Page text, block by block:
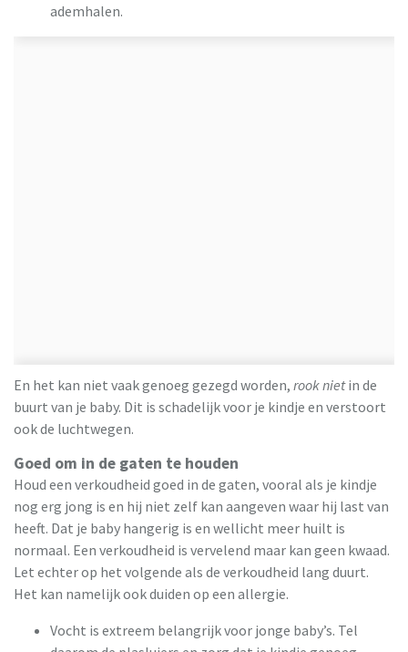
ademhalen.
En het kan niet vaak genoeg gezegd worden, rook nietin de
buurt van je baby. Dit is schadelijk voor je kindje en verstoort
ook de luchtwegen.
Goed om in de gaten te houden
Houd een verkoudheid goed in de gaten, vooral als je kindje
nog erg jong is en hij niet zelf kan aangeven waar hij last van
heeft. Dat je baby hangerig is en wellicht meer huilt is
normaal. Een verkoudheid is vervelend maar kan geen kwaad.
Let echter op het volgende als de verkoudheid lang duurt.
Het kan namelijk ook duiden op een allergie.
Vocht is extreem belangrijk voor jonge baby’s. Tel